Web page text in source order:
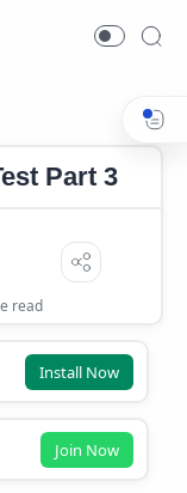
Literature Mock Test
Part 3
read
Install Now
Join Now